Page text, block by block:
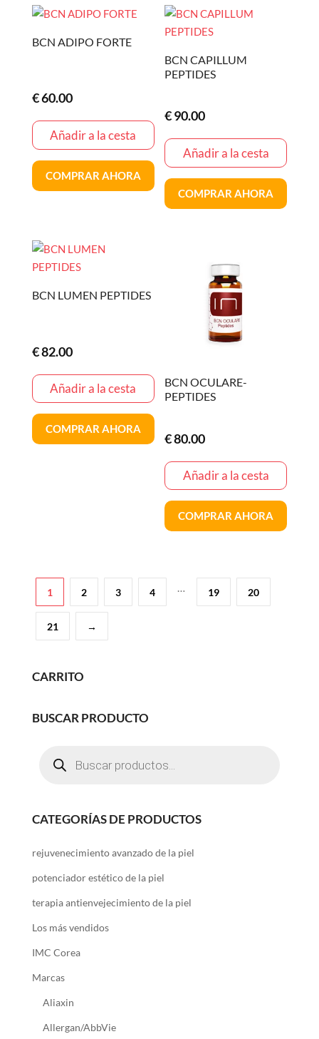
BCN ADIPO FORTE
€60.00
Añadir a la cesta
COMPRAR AHORA
BCN CAPILLUM
PEPTIDES
€90.00
Añadir a la cesta
COMPRAR AHORA
BCN LUMEN PEPTIDES
€82.00
Añadir a la cesta
COMPRAR AHORA
BCN OCULARE-
PEPTIDES
€80.00
Añadir a la cesta
COMPRAR AHORA
1 2 3 4 … 19 20
21 →
CARRITO
BUSCAR PRODUCTO
productos
CATEGORÍAS DE PRODUCTOS
rejuvenecimiento avanzado de la piel
potenciador estético de la piel
terapia antienvejecimiento de la piel
Los más vendidos
IMC Corea
Marcas
Aliaxin
Allergan/AbbVie